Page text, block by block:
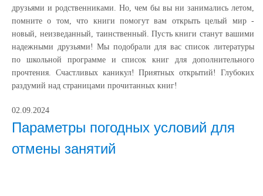
друзьями и родственниками. Но, чем бы вы ни занимались летом,
помните о том, что книги помогут вам открыть целый мир -
новый, неизведанный, таинственный. Пусть книги станут вашими
надежными друзьями! Мы подобрали для вас список литературы
по школьной программе и список книг для дополнительного
прочтения. Счастливых каникул! Приятных открытий! Глубоких
раздумий над страницами прочитанных книг!
02.09.2024
Параметры погодных условий для
отмены занятий